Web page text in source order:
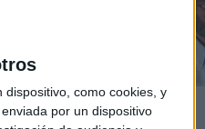
como cookies, y
por un dispositivo
05/08/2026